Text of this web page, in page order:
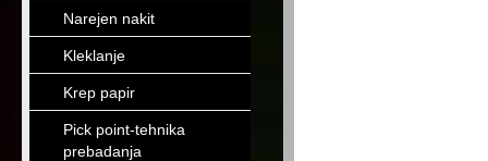
Narejen nakit
Kleklanje
Krep papir
Pick point-tehnika
prebadanja